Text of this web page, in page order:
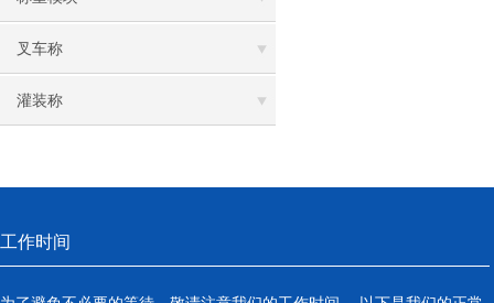
叉车称
灌装称
工作时间